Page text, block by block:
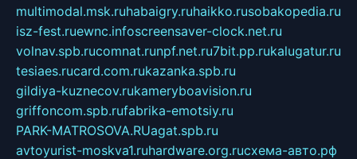
multimodal.msk.ruhabaigry.ruhaikko.rusobakopedia.ru
isz-fest.ruewnc.infoscreensaver-clock.net.ru
volnav.spb.rucomnat.runpf.net.ru7bit.pp.rukalugatur.ru
tesiaes.rucard.com.rukazanka.spb.ru
gildiya-kuznecov.rukameryboavision.ru
griffoncom.spb.rufabrika-emotsiy.ru
PARK-MATROSOVA.RUagat.spb.ru
avtoyurist-moskva1.ruhardware.org.ruсхема-авто.рф